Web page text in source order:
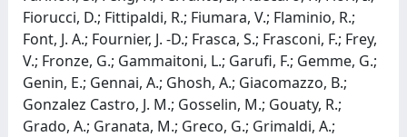
Fiorucci, D.; Fittipaldi, R.; Fiumara, V.; Flaminio, R.;
Font, J. A.; Fournier, J. -D.; Frasca, S.; Frasconi, F.; Frey,
V.; Fronze, G.; Gammaitoni, L.; Garufi, F.; Gemme, G.;
Genin, E.; Gennai, A.; Ghosh, A.; Giacomazzo, B.;
Gonzalez Castro, J. M.; Gosselin, M.; Gouaty, R.;
Grado, A.; Granata, M.; Greco, G.; Grimaldi, A.;